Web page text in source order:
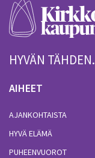
HYVÄN TÄHDEN.
AIHEET
AJANKOHTAISTA
HYVÄ ELÄMÄ
PUHEENVUOROT